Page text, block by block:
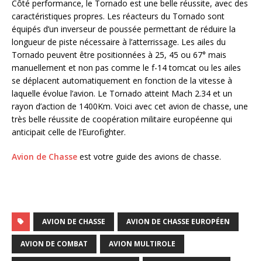
Côté performance, le Tornado est une belle réussite, avec des
caractéristiques propres. Les réacteurs du Tornado sont
équipés d’un inverseur de poussée permettant de réduire la
longueur de piste nécessaire à l’atterrissage. Les ailes du
Tornado peuvent être positionnées à 25, 45 ou 67° mais
manuellement et non pas comme le f-14 tomcat ou les ailes
se déplacent automatiquement en fonction de la vitesse à
laquelle évolue l’avion. Le Tornado atteint Mach 2.34 et un
rayon d’action de 1400Km. Voici avec cet avion de chasse, une
très belle réussite de coopération militaire européenne qui
anticipait celle de l’Eurofighter.
Avion de Chasse est votre guide des avions de chasse.
AVION DE CHASSE AVION DE CHASSE EUROPÉEN
AVION DE COMBAT AVION MULTIROLE